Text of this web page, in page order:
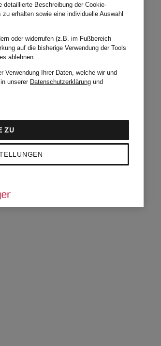
detaillierte Beschreibung der Cookie-
erhalten sowie eine individuelle Auswahl
oder widerrufen (z.B. im Fußbereich
auf die bisherige Verwendung der Tools
ablehnen.
Verwendung Ihrer Daten, welche wir und
unserer Datenschutzerklärung und
ZU